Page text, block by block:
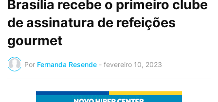
Brasília recebe o primeiro clube
de assinatura de refeições
gourmet
Por Fernanda Resende - fevereiro 10, 2023